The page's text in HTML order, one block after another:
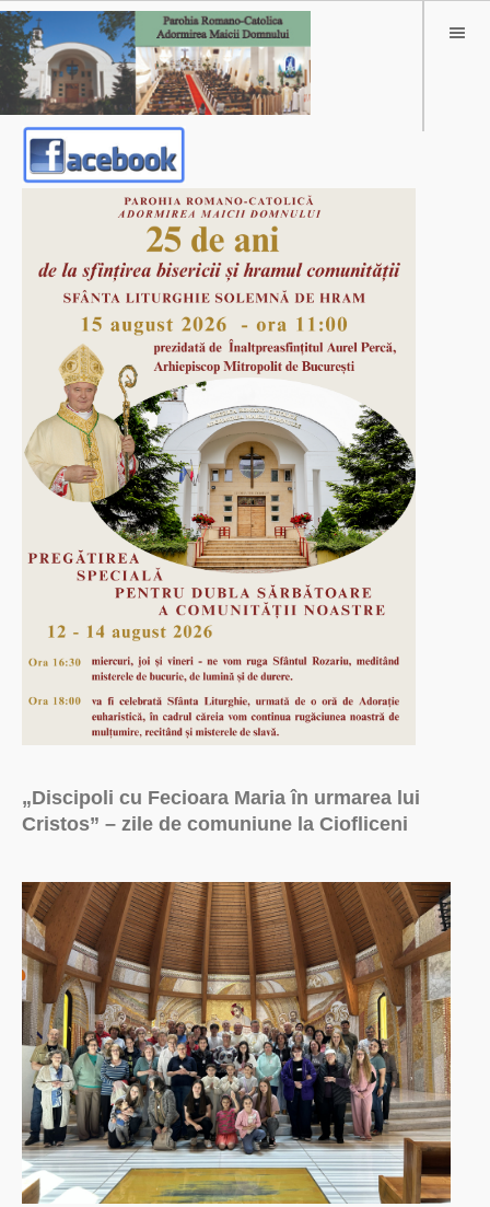
„Discipoli cu Fecioara Maria în urmarea lui
Cristos” – zile de comuniune la Ciofliceni